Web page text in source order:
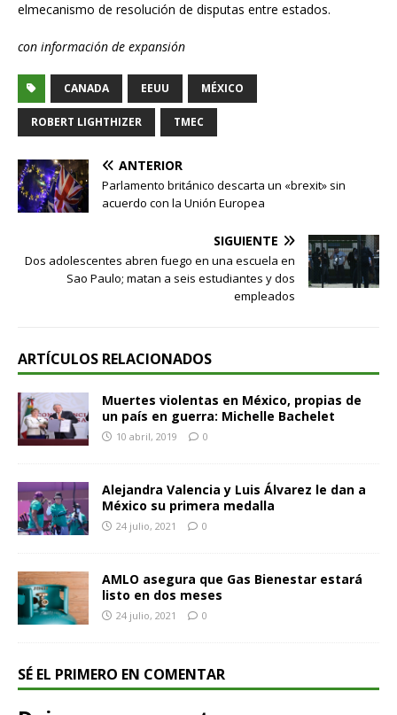
elmecanismo de resolución de disputas entre estados.
con información de expansión
CANADA EEUU MÉXICO
ROBERT LIGHTHIZER TMEC
ANTERIOR
Parlamento británico descarta un «brexit» sin
acuerdo con la Unión Europea
SIGUIENTE
Dos adolescentes abren fuego en una escuela en
Sao Paulo; matan a seis estudiantes y dos
empleados
ARTÍCULOS RELACIONADOS
Muertes violentas en México, propias de
un país en guerra: Michelle Bachelet
10 abril, 2019 0
Alejandra Valencia y Luis Álvarez le dan a
México su primera medalla
24 julio, 2021 0
AMLO asegura que Gas Bienestar estará
listo en dos meses
24 julio, 2021 0
SÉ EL PRIMERO EN COMENTAR